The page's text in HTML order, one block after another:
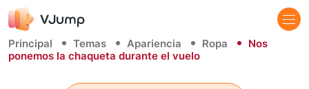
Principal Temas Apariencia Ropa
Nos
ponemos la chaqueta durante el vuelo